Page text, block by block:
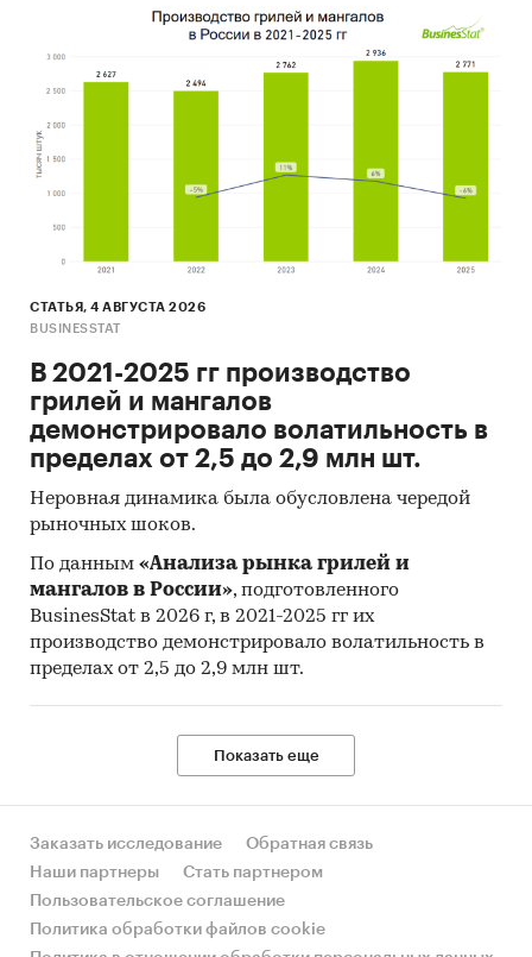
СТАТЬЯ, 4 АВГУСТА 2026
BUSINESSTAT
В 2021-2025 гг производство
грилей и мангалов
демонстрировало волатильность в
пределах от 2,5 до 2,9 млн шт.
Неровная динамика была обусловлена чередой
рыночных шоков.
По данным «Анализа рынка грилей и
мангалов в России», подготовленного
BusinesStat в 2026 г, в 2021-2025 гг их
производство демонстрировало волатильность в
пределах от 2,5 до 2,9 млн шт.
Показать еще
Заказать исследование
Обратная связь
Наши партнеры
Стать партнером
Пользовательское соглашение
Политика обработки файлов cookie